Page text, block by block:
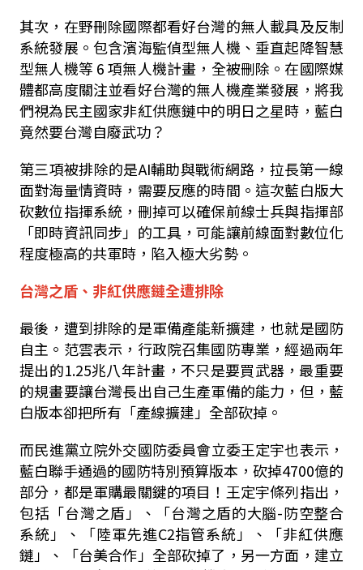
其次，在野刪除國際都看好台灣的無人載具及反制
系統發展。包含濱海監偵型無人機、垂直起降智慧
型無人機等 6項無人機計畫，全被刪除。在國際媒
體都高度關注並看好台灣的無人機產業發展，將我
們視為民主國家非紅供應鏈中的明日之星時，藍白
竟然要台灣自廢武功？
第三項被排除的是AI輔助與戰術網路，拉長第一線
面對海量情資時，需要反應的時間。這次藍白版大
砍數位指揮系統，刪掉可以確保前線士兵與指揮部
「即時資訊同步」的工具，可能讓前線面對數位化
程度極高的共軍時，陷入極大劣勢。
台灣之盾、非紅供應鏈全遭排除
最後，遭到排除的是軍備產能新擴建，也就是國防
自主。范雲表示，行政院召集國防專業，經過兩年
提出的1.25兆八年計畫，不只是要買武器，最重要
的規畫要讓台灣長出自己生產軍備的能力，但，藍
白版本卻把所有「產線擴建」全部砍掉。
而民進黨立院外交國防委員會立委王定宇也表示，
藍白聯手通過的國防特別預算版本，砍掉4700億的
部分，都是軍購最關鍵的項目！王定宇條列指出，
包括「台灣之盾」、「台灣之盾的大腦-防空整合
系統」、「陸軍先進C2指管系統」、「非紅供應
鏈」、「台美合作」全部砍掉了，另一方面，建立